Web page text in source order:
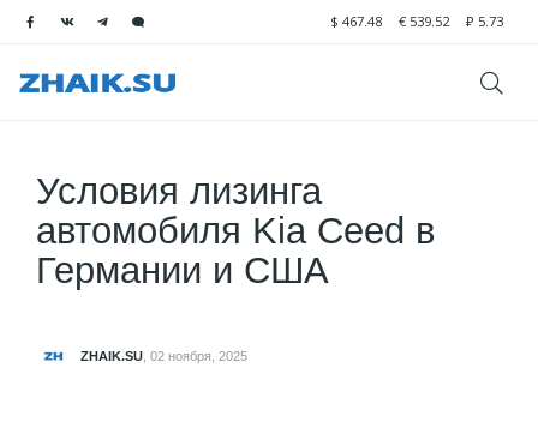
$ 467.48 € 539.52 ₽ 5.73
Условия лизинга
автомобиля Kia Ceed в
Германии и США
ZHAIK.SU 02 ноября, 2025